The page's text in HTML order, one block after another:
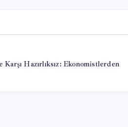
Hazırlıksız: Ekonomistlerden